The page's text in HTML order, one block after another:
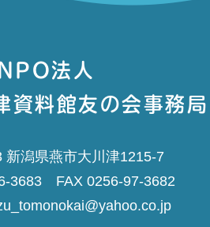
NPO法人
資料館友の会事務局
新潟県燕市大川津1215-7
3683 FAX 0256-97-3682